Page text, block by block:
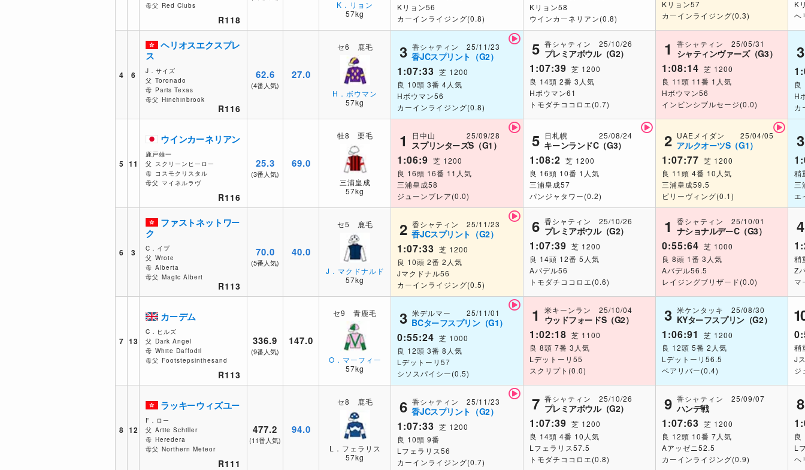
母父 Red Clubs
R118
K．リョン
57kg
Kリョン56
カーインライジング(0.8)
Kリョン58
ウインカーネリアン(0.8)
Kリョン57
カーインライジング(0.3)
K
ヘ
4 6
ヘリオスエクスプレ
ス
J．サイズ
父 Toronado
母 Paris Texas
母父 Hinchinbrook
R116
62.6
(4番人気)
27.0
セ6 鹿毛
H．ボウマン
57kg
3 香シャティン 25/11/23
香JCスプリント（G2）
1:07:33 芝 1200
良 10頭 3番 4人気
Hボウマン56
カーインライジング(0.8)
5 香シャティン 25/10/26
プレミアボウル（G2）
1:07:39 芝 1200
良 14頭 2番 3人気
Hボウマン61
トモダチココロエ(0.7)
1 香シャティン 25/05/31
シャティンヴァーズ（G3）
1:08:14 芝 1200
良 11頭 11番 1人気
Hボウマン56
インビンシブルセージ(0.0)
3
H
カ
5 11
ウインカーネリアン
鹿戸雄一
父 スクリーンヒーロー
母 コスモクリスタル
母父 マイネルラヴ
R116
25.3
(3番人気)
69.0
牡8 栗毛
三浦皇成
57kg
1 日中山 25/09/28
スプリンターズS（G1）
1:06:9 芝 1200
良 16頭 16番 11人気
三浦皇成58
ジューンブレア(0.0)
5 日札幌 25/08/24
キーンランドC（G3）
1:08:2 芝 1200
良 16頭 10番 1人気
三浦皇成57
パンジャタワー(0.2)
2 UAEメイダン 25/04/05
アルクオーツS（G1）
1:07:77 芝 1200
良 11頭 4番 10人気
三浦皇成59.5
ビリーヴィング(0.1)
3
稍
三
エ
6 3
ファストネットワー
ク
C．イプ
父 Wrote
母 Alberta
母父 Magic Albert
R113
70.0
(5番人気)
40.0
セ5 鹿毛
J．マクドナルド
57kg
2 香シャティン 25/11/23
香JCスプリント（G2）
1:07:33 芝 1200
良 10頭 2番 2人気
Jマクドナル56
カーインライジング(0.5)
6 香シャティン 25/10/26
プレミアボウル（G2）
1:07:39 芝 1200
良 14頭 12番 5人気
Aバデル56
トモダチココロエ(0.6)
1 香シャティン 25/10/01
ナショナルデーC（G3）
0:55:64 芝 1000
良 8頭 1番 3人気
Aバデル56.5
レイジングブリザード(0.0)
4
稍
Z
マ
7 13
カーデム
C．ヒルズ
父 Dark Angel
母 White Daffodil
母父 Footstepsinthesand
R113
336.9
(9番人気)
147.0
セ9 青鹿毛
O．マーフィー
57kg
3 米デルマー 25/11/01
BCターフスプリン（G1）
0:55:24 芝 1000
良 12頭 3番 8人気
Lデットーリ57
シソスパイシー(0.5)
1 米キーンラン 25/10/04
ウッドフォードS（G2）
1:02:18 芝 1100
良 8頭 7番 3人気
Lデットーリ55
スクリプト(0.0)
3 米ケンタッキ 25/08/30
KYターフスプリン（G2）
1:06:91
芝 1200
良 12頭 5番 2人気
Lデットーリ56.5
ベアリバー(0.4)
稍
J
ジ
8 12
ラッキーウィズユー
F．ロー
父 Artie Schiller
母 Heredera
母父 Northern Meteor
R111
477.2
(11番人気)
94.0
セ8 鹿毛
L．フェラリス
57kg
6 香シャティン 25/11/23
香JCスプリント（G2）
1:07:33 芝 1200
良 10頭 9番
Lフェラリス56
カーインライジング(0.7)
7 香シャティン 25/10/26
プレミアボウル（G2）
1:07:39 芝 1200
良 14頭 4番 10人気
Lフェラリス57.5
トモダチココロエ(0.8)
9 香シャティン 25/09/07
ハンデ戦
1:07:63 芝 1200
良 12頭 10番 7人気
Aアッゼニ52.5
カーインライジング(0.9)
8
L
ヘ